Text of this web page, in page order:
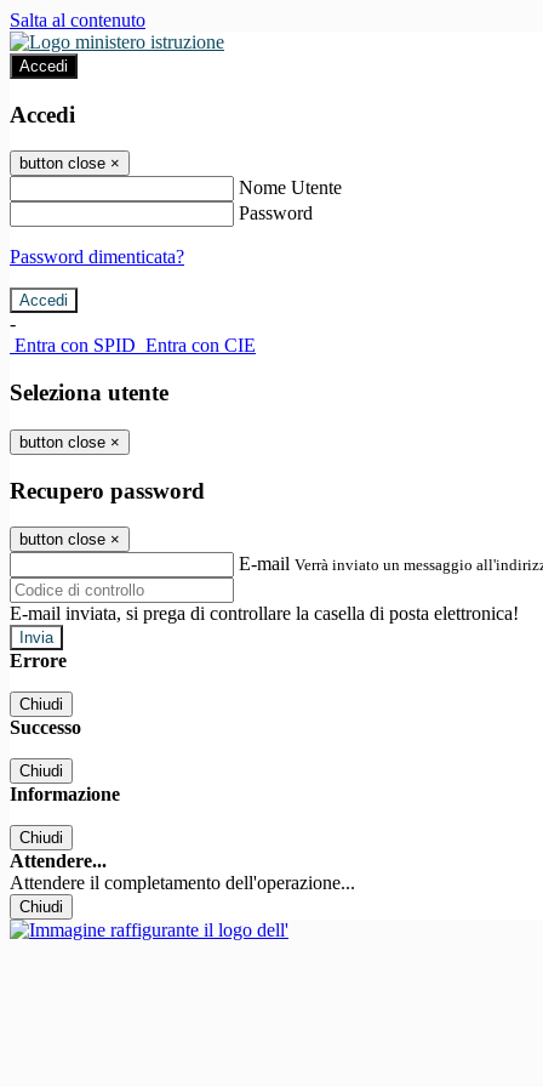
Salta al contenuto
Accedi
Accedi
button close ×
Nome Utente
Password
Password dimenticata?
-
Entra con SPID Entra con CIE
Seleziona utente
button close ×
Recupero password
button close ×
E-mail Verrà inviato un messaggio
E-mail inviata, si prega di controllare la casella di posta elettronica!
Errore
Chiudi
Successo
Chiudi
Informazione
Chiudi
Attendere...
Attendere il completamento dell'operazione...
Chiudi